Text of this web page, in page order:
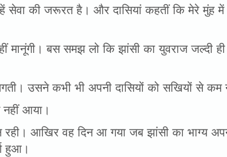
सेवा की जरूरत है। और दासियां कहतीं कि मेरे मुंह
मानूंगी। बस समझ लो कि झांसी का युवराज जल्दी ही
उसने कभी भी अपनी दासियों को सखियों से कम
नहीं आया।
रही। आखिर वह दिन आ गया जब झांसी का भाग्य
हुआ।